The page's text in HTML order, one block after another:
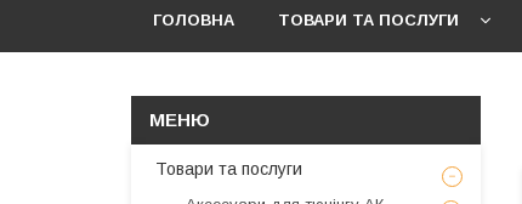
ГОЛОВНА ТОВАРИ ТА ПОСЛУГИ
Товари та послуги